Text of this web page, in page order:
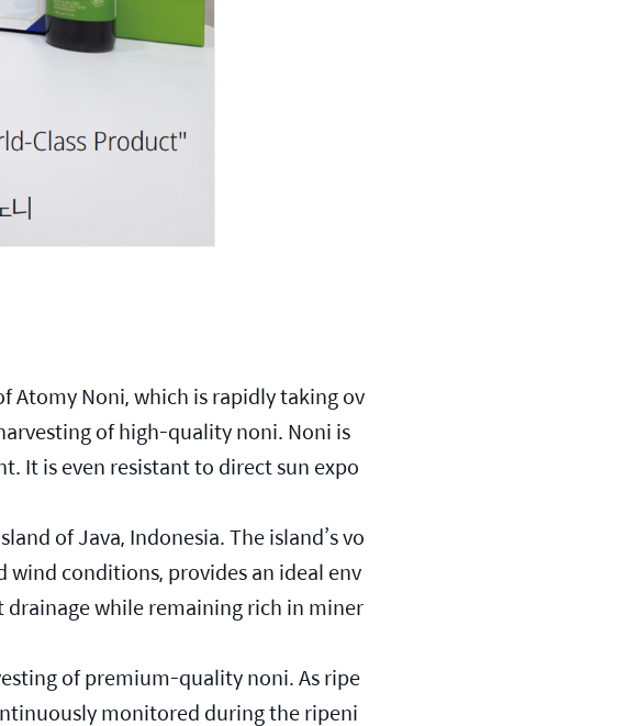
Atomy Noni, which is rapidly taking ov
of high-quality noni. Noni is
It is even resistant to direct sun expo
of Java, Indonesia. The island’s vo
conditions, provides an ideal env
while remaining rich in miner
of premium-quality noni. As ripe
monitored during the ripeni